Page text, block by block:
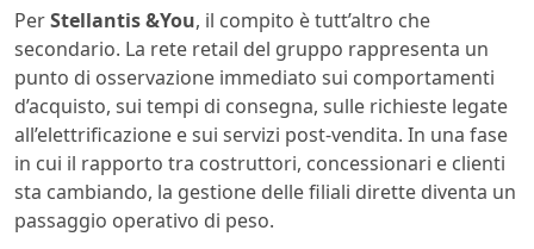
PerStellantis &You, il compito è tutt’altro che
secondario. La rete retail del gruppo rappresenta un
punto di osservazione immediato sui comportamenti
d’acquisto, sui tempi di consegna, sulle richieste legate
all’elettrificazione e sui servizi post-vendita. In una fase
in cui il rapporto tra costruttori, concessionari e clienti
sta cambiando, la gestione delle filiali dirette diventa un
passaggio operativo di peso.